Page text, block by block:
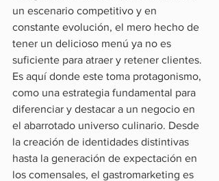
un escenario competitivo y en
constante evolución, el mero hecho de
tener un delicioso menú ya no es
suficiente para atraer y retener clientes.
Es aquí donde este toma protagonismo,
como una estrategia fundamental para
diferenciar y destacar a un negocio en
el abarrotado universo culinario. Desde
la creación de identidades distintivas
hasta la generación de expectación en
los comensales, el gastromarketing es